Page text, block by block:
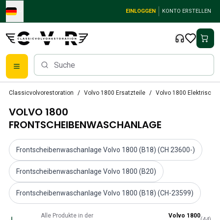
Skip to main content
EINLOGGEN KONTO ERSTELLEN
Volvo PV/Duett Ersatzteile
Volvo PV/Duett-Bremsanlage
Volvo PV/Duett Elektrische Ausrüstung
Volvo PV/Duett Vorderradaufhängung
Volvo PV/Duett InnenausstattungsErsatzteile
PV/Duett Karosserie
Volvo PV/Duett Getriebe/Hinterradaufhängung
Volvo PV/Duett Kühlsystem
Volvo PV/Duett-MotorenErsatzteile
Classicvolvorestoration Volvo 1800 Ersatzteile Volvo 1800
VOLVO 1800
FRONTSCHEIBENWASCHANLAGE
Frontscheibenwaschanlage Volvo 1800 (B18) (CH 23600-)
Frontscheibenwaschanlage Volvo 1800 (B20)
Frontscheibenwaschanlage Volvo 1800 (B18) (CH-23599)
Alle Produkte in der
Volvo 1800